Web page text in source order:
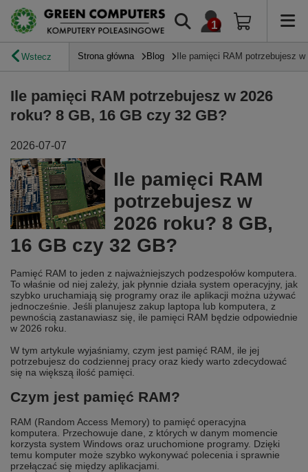
Wstecz Strona główna Blog Ile pamięci RAM potrzebujesz
Ile pamięci RAM potrzebujesz w 2026
roku? 8 GB, 16 GB czy 32 GB?
2026-07-07
Ile pamięci RAM
potrzebujesz w
2026 roku? 8 GB,
16 GB czy 32 GB?
Pamięć RAM to jeden z najważniejszych podzespołów komputera.
To właśnie od niej zależy, jak płynnie działa system operacyjny, jak
szybko uruchamiają się programy oraz ile aplikacji można używać
jednocześnie. Jeśli planujesz zakup laptopa lub komputera, z
pewnością zastanawiasz się, ile pamięci RAM będzie odpowiednie
w 2026 roku.
W tym artykule wyjaśniamy, czym jest pamięć RAM, ile jej
potrzebujesz do codziennej pracy oraz kiedy warto zdecydować
się na większą ilość pamięci.
Czym jest pamięć RAM?
RAM (Random Access Memory) to pamięć operacyjna
komputera. Przechowuje dane, z których w danym momencie
korzysta system Windows oraz uruchomione programy. Dzięki
temu komputer może szybko wykonywać polecenia i sprawnie
przełączać się między aplikacjami.